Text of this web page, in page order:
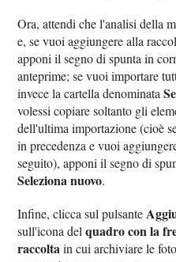
Ora, attendi che l'analisi della
e, se vuoi aggiungere alla
apponi il segno di spunta in
anteprime; se vuoi importare
invece la cartella denominata
volessi copiare soltanto gli
dell'ultima importazione (cioè
in precedenza e vuoi
seguito), apponi il segno di
Seleziona nuovo.
Infine, clicca sul pulsante
sull'icona delquadro con la
raccoltain cui archiviare le